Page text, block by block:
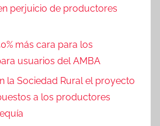
perjuicio de productores
más cara para los
usuarios del AMBA
la Sociedad Rural el proyecto
a los productores